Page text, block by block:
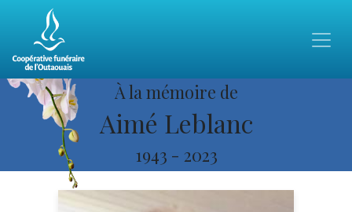
À la mémoire de
Aimé Leblanc
1943 - 2023